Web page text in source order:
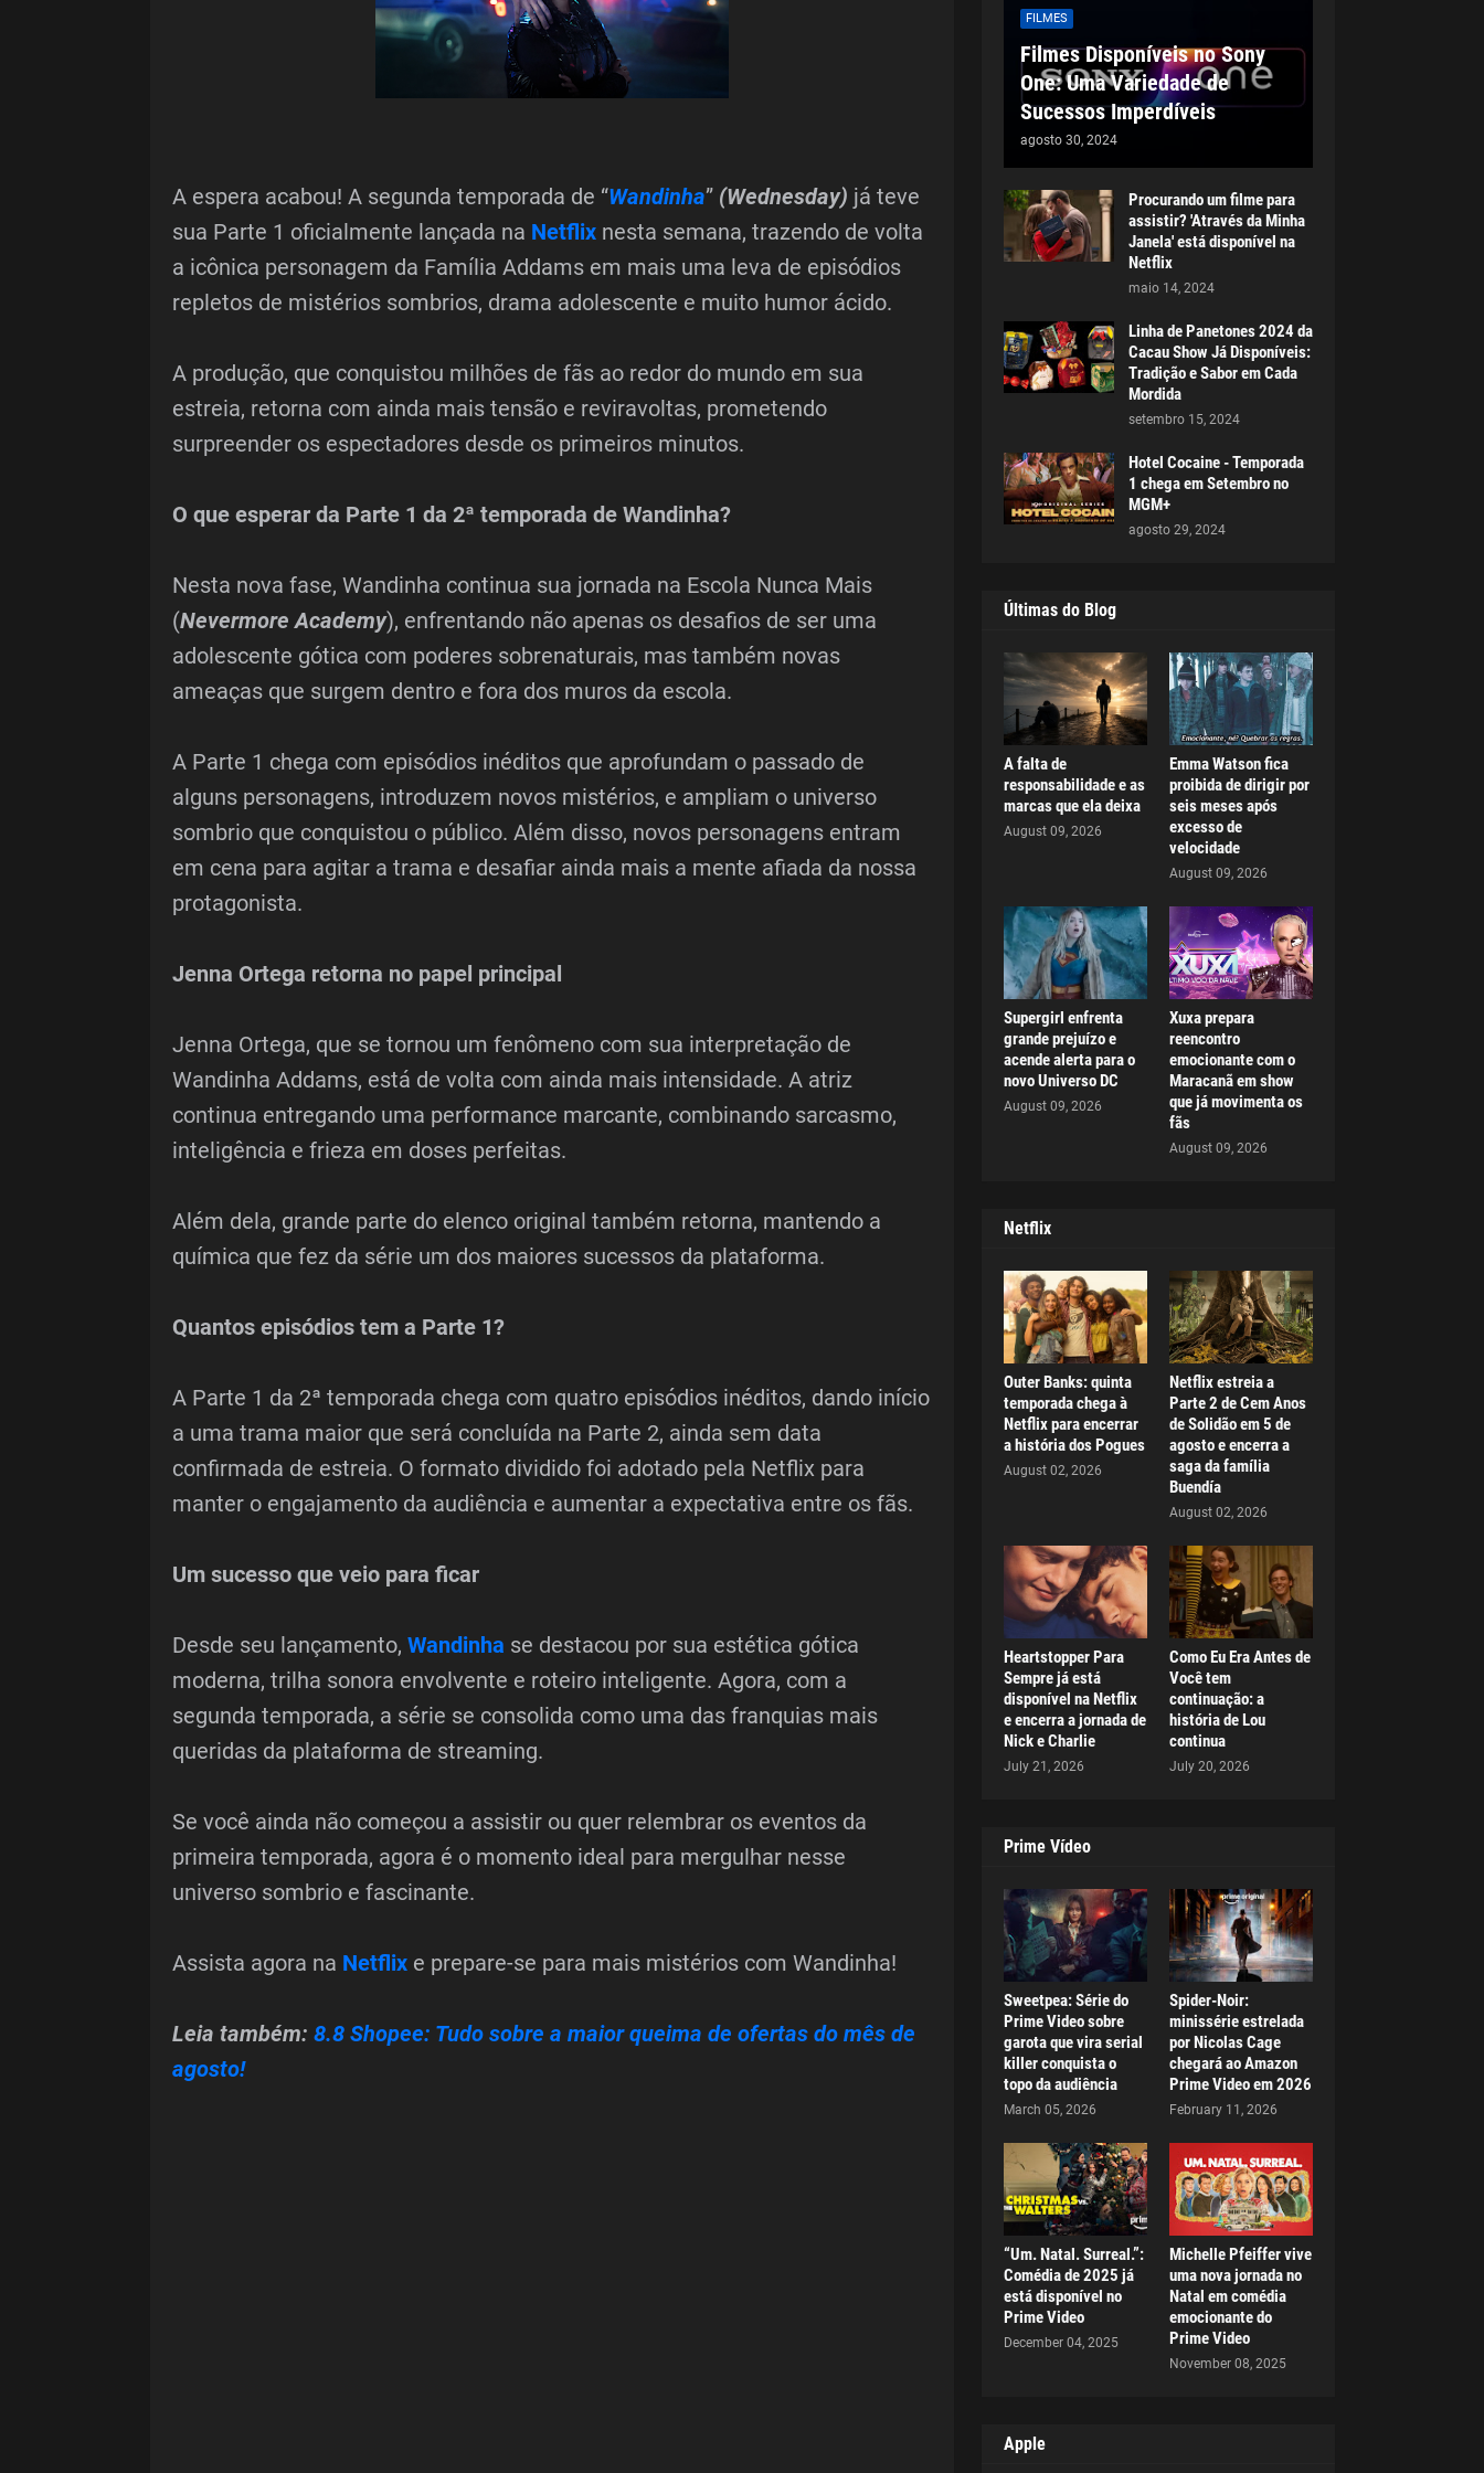
A espera acabou! A segunda temporada de “Wandinha” (Wednesday) já teve
sua Parte 1 oficialmente lançada na Netflixnesta semana, trazendo de volta
a icônica personagem da Família Addams em mais uma leva de episódios
repletos de mistérios sombrios, drama adolescente e muito humor ácido.
A produção, que conquistou milhões de fãs ao redor do mundo em sua
estreia, retorna com ainda mais tensão e reviravoltas, prometendo
surpreender os espectadores desde os primeiros minutos.
O que esperar da Parte 1 da 2ª temporada de Wandinha?
Nesta nova fase, Wandinha continua sua jornada na Escola Nunca Mais
(Nevermore Academy), enfrentando não apenas os desafios de ser uma
adolescente gótica com poderes sobrenaturais, mas também novas
ameaças que surgem dentro e fora dos muros da escola.
A Parte 1 chega com episódios inéditos que aprofundam o passado de
alguns personagens, introduzem novos mistérios, e ampliam o universo
sombrio que conquistou o público. Além disso, novos personagens entram
em cena para agitar a trama e desafiar ainda mais a mente afiada da nossa
protagonista.
Jenna Ortega retorna no papel principal
Jenna Ortega, que se tornou um fenômeno com sua interpretação de
Wandinha Addams, está de volta com ainda mais intensidade. A atriz
continua entregando uma performance marcante, combinando sarcasmo,
inteligência e frieza em doses perfeitas.
Além dela, grande parte do elenco original também retorna, mantendo a
química que fez da série um dos maiores sucessos da plataforma.
Quantos episódios tem a Parte 1?
A Parte 1 da 2ª temporada chega com quatro episódios inéditos, dando início
a uma trama maior que será concluída na Parte 2, ainda sem data
confirmada de estreia. O formato dividido foi adotado pela Netflix para
manter o engajamento da audiência e aumentar a expectativa entre os fãs.
Um sucesso que veio para ficar
Desde seu lançamento, Wandinha se destacou por sua estética gótica
moderna, trilha sonora envolvente e roteiro inteligente. Agora, com a
segunda temporada, a série se consolida como uma das franquias mais
queridas da plataforma de streaming.
Se você ainda não começou a assistir ou quer relembrar os eventos da
primeira temporada, agora é o momento ideal para mergulhar nesse
universo sombrio e fascinante.
Assista agora na Netflixe prepare-se para mais mistérios com Wandinha!
Leia também: 8.8 Shopee: Tudo sobre a maior queima de ofertas do mês de
agosto!
FILMES
Filmes Disponíveis no Sony
One: Uma Variedade de
Sucessos Imperdíveis
agosto 30, 2024
Procurando um filme para
assistir? 'Através da Minha
Janela' está disponível na
Netflix
maio 14, 2024
Linha de Panetones 2024 da
Cacau Show Já Disponíveis:
Tradição e Sabor em Cada
Mordida
setembro 15, 2024
Hotel Cocaine - Temporada
1 chega em Setembro no
MGM+
agosto 29, 2024
Últimas do Blog
A falta de
responsabilidade e as
marcas que ela deixa
August 09, 2026
Emma Watson fica
proibida de dirigir por
seis meses após
excesso de
velocidade
August 09, 2026
Supergirl enfrenta
grande prejuízo e
acende alerta para o
novo Universo DC
August 09, 2026
Xuxa prepara
reencontro
emocionante com o
Maracanã em show
que já movimenta os
fãs
August 09, 2026
Netflix
Outer Banks: quinta
temporada chega à
Netflix para encerrar
a história dos Pogues
August 02, 2026
Netflix estreia a
Parte 2 de Cem Anos
de Solidão em 5 de
agosto e encerra a
saga da família
Buendía
August 02, 2026
Heartstopper Para
Sempre já está
disponível na Netflix
e encerra a jornada de
Nick e Charlie
July 21, 2026
Como Eu Era Antes de
Você tem
continuação: a
história de Lou
continua
July 20, 2026
Prime Vídeo
Sweetpea: Série do
Prime Video sobre
garota que vira serial
killer conquista o
topo da audiência
March 05, 2026
Spider-Noir:
minissérie estrelada
por Nicolas Cage
chegará ao Amazon
Prime Video em 2026
February 11, 2026
“Um. Natal. Surreal.”:
Comédia de 2025 já
está disponível no
Prime Video
December 04, 2025
Michelle Pfeiffer vive
uma nova jornada no
Natal em comédia
emocionante do
Prime Video
November 08, 2025
Apple